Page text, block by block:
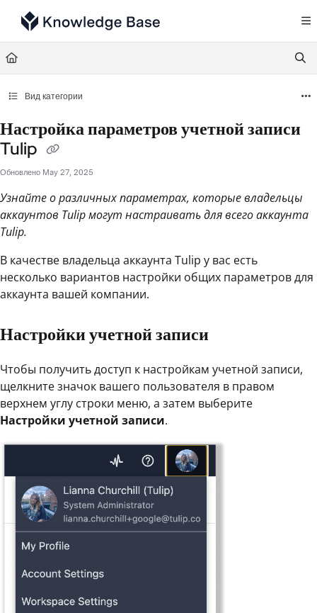
Documentation Index
Fetch the complete documentation index at:
Use this file to discover all available pages before exploring further.
Вид категории
Настройка параметров учетной записи
Tulip
Обновлено May 27, 2025
Узнайте о различных параметрах, которые владельцы
аккаунтов Tulip могут настраивать для всего аккаунта
Tulip.
В качестве владельца аккаунта Tulip у вас есть
несколько вариантов настройки общих параметров для
аккаунта вашей компании.
Настройки учетной записи
Чтобы получить доступ к настройкам учетной записи,
щелкните значок вашего пользователя в правом
верхнем углу строки меню, а затем выберите
Настройки учетной записи.